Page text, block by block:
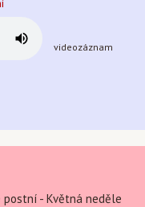
videozáznam
postní - Květná neděle